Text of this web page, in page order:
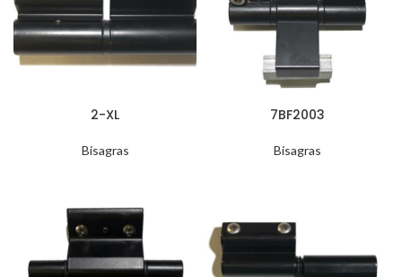
2-XL
Bisagras
7BF2003
Bisagras